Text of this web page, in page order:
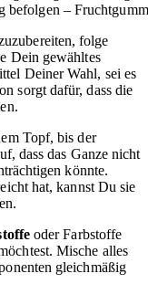
–
folge
Dein gewähltes
Deiner Wahl, sei es
sorgt dafür, dass die
Topf, bis der
dass das Ganze nicht
könnte.
hat, kannst Du sie
oder Farbstoffe
Mische alles
gleichmäßig